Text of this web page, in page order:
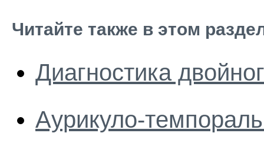
Читайте также в этом
Диагностика
Аурикуло-